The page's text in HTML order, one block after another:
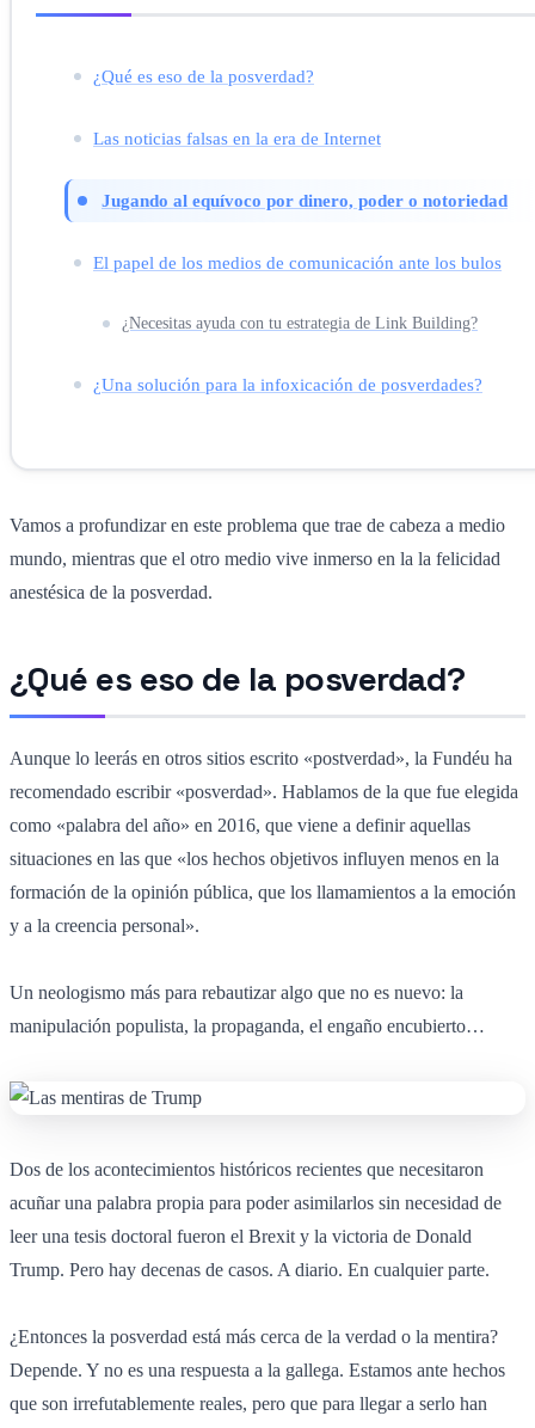
¿Qué es eso de la posverdad?
Las noticias falsas en la era de Internet
Jugando al equívoco por dinero, poder o notoriedad
El papel de los medios de comunicación ante los bulos
¿Necesitas ayuda con tu estrategia de Link Building?
¿Una solución para la infoxicación de posverdades?
Vamos a profundizar en este problema que trae de cabeza a medio
mundo, mientras que el otro medio vive inmerso en la la felicidad
anestésica de la posverdad.
¿Qué es eso de la posverdad?
Aunque lo leerás en otros sitios escrito «postverdad», la Fundéu ha
recomendado escribir «posverdad». Hablamos de la que fue elegida
como «palabra del año» en 2016, que viene a definir aquellas
situaciones en las que «los hechos objetivos influyen menos en la
formación de la opinión pública, que los llamamientos a la emoción
y a la creencia personal».
Un neologismo más para rebautizar algo que no es nuevo: la
manipulación populista, la propaganda, el engaño encubierto…
Dos de los acontecimientos históricos recientes que necesitaron
acuñar una palabra propia para poder asimilarlos sin necesidad de
leer una tesis doctoral fueron el Brexit y la victoria de Donald
Trump. Pero hay decenas de casos. A diario. En cualquier parte.
¿Entonces la posverdad está más cerca de la verdad o la mentira?
Depende. Y no es una respuesta a la gallega. Estamos ante hechos
que son irrefutablemente reales, pero que para llegar a serlo han